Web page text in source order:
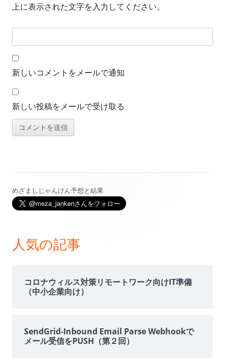
上に表示された文字を入力してください。
新しいコメントをメールで通知
新しい投稿をメールで受け取る
メ
ン
めざましじゃんけん予想と結果
人気の記事
コロナウィルス対策リモートワーク向けIT準備
（中小企業向け）
SendGrid-Inbound Email Parse Webhookで
メール受信をPUSH（第２回）